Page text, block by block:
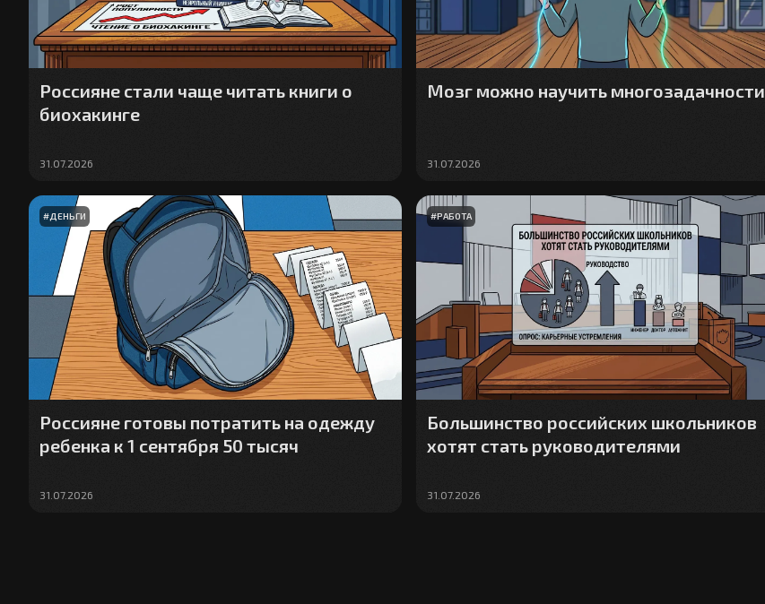
Россияне стали чаще читать книги о
биохакинге
31.07.2026
Мозг можно научить многозадачности
31.07.2026
#ДЕНЬГИ
Россияне готовы потратить на одежду
ребенка к 1 сентября 50 тысяч
31.07.2026
#РАБОТА
Большинство российских школьников
хотят стать руководителями
31.07.2026